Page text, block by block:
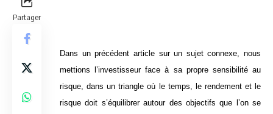
Partager
Dans un précédent article sur un sujet connexe, nous
mettions l’investisseur face à sa propre sensibilité au
risque, dans un triangle où le temps, le rendement et le
risque doit s’équilibrer autour des objectifs que l’on se